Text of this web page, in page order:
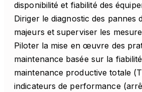
disponibilité et fiabilité des
Diriger le diagnostic des pannes
majeurs et superviser les
Piloter la mise en œuvre des
maintenance basée sur la
maintenance productive totale
indicateurs de performance